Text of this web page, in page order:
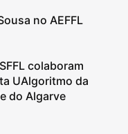
no AEFFL
colaboram
UAlgoritmo da
do Algarve